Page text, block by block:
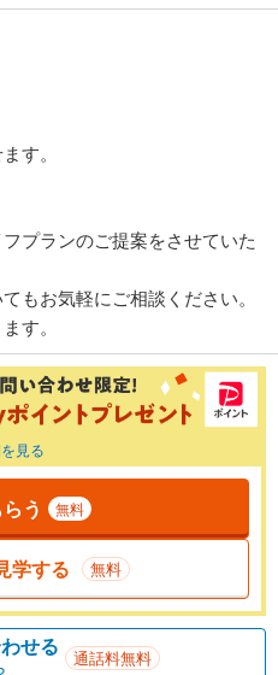
す。
プランのご提案をさせていた
もお気軽にご相談ください。
す。
見る
う 無料
学する 無料
せる 通話料無料